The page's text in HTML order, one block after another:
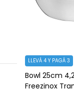
Bowl 25cm
Freezinox
LLEVÁ 4 Y PAGÁ 3